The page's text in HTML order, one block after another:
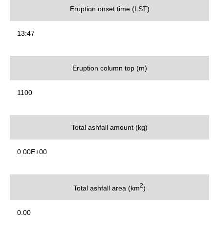
Eruption onset time (LST)
13:47
Eruption column top (m)
1100
Total ashfall amount (kg)
0.00E+00
Total ashfall area (km2)
0.00